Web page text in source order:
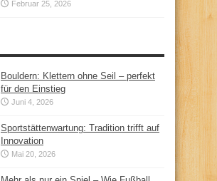
Februar 25, 2026
Bouldern: Klettern ohne Seil – perfekt
für den Einstieg
Juni 4, 2026
Sportstättenwartung: Tradition trifft auf
Innovation
Mai 20, 2026